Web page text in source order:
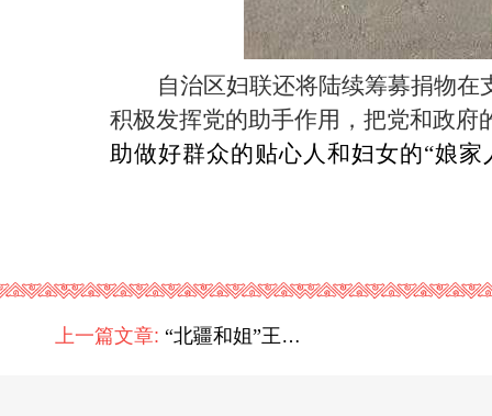
自治区妇联还将陆续筹募捐物
积极发挥党的助手作用，把党和政
助做好群众的贴心人和妇女的“娘家
上一篇文章: “北疆和姐”王方方：巾帼柔情让调解更有温度